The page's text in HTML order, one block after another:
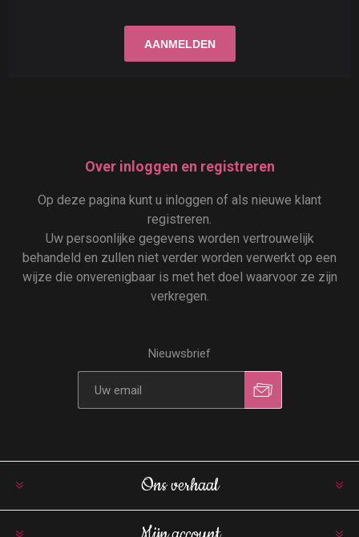
Over inloggen en registreren
Op deze pagina kunt u inloggen of als nieuwe klant
registreren.
Uw persoonlijke gegevens worden vertrouwelijk
behandeld en zullen niet verder worden verwerkt op een
wijze die onverenigbaar is met het doel waarvoor ze zijn
verkregen.
Nieuwsbrief
Ons verhaal